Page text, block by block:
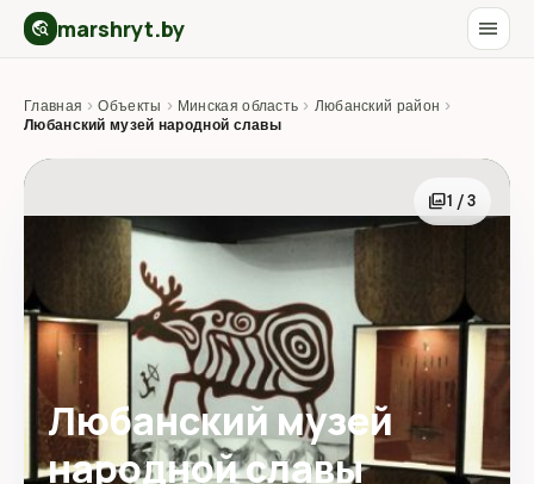
travel_explore marshryt.by menu
Главная › Объекты › Минская область › Любанский район ›
Любанский музей народной славы
photo_library1 / 3
Любанский музей
народной славы